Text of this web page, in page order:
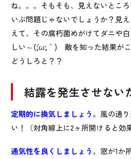
ね。。。そもそも、見えないとこ
いぶ問題じゃないでしょうか？見
えて、その腐朽菌めがけてダニや
しい～(´;ω;｀) 敵を知った結果が
どうしろと？？
結露を発生させない
定期的に換気しましょう。 風の通
い！（対角線上に2ヶ所開けると効
通気性を良くしましょう 。窓が1か